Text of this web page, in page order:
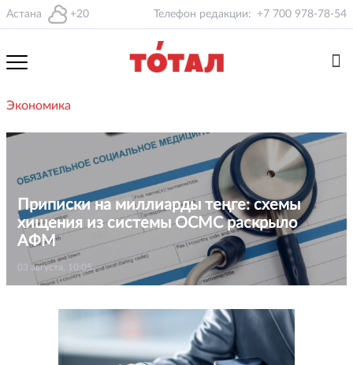
Астана +20 Телефон редакции: +7 700 978-78-54
Экономика
Приписки на миллиарды теңге: схемы
хищения из системы ОСМС раскрыло
АФМ
03 августа, 10:05